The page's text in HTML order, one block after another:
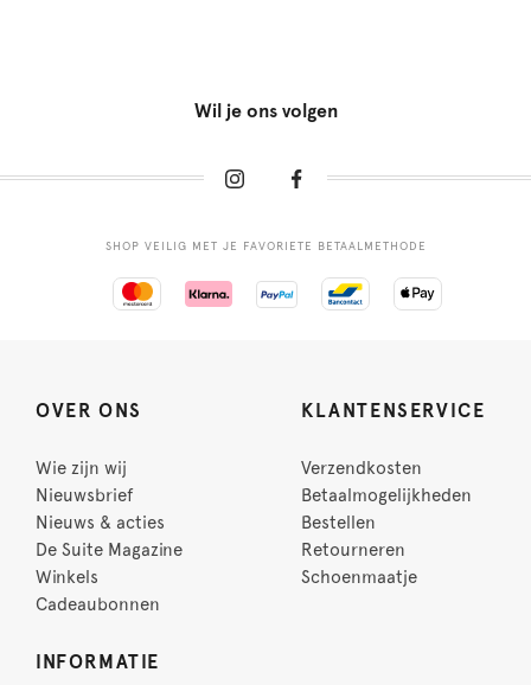
Wil je ons volgen
SHOP VEILIG MET JE FAVORIETE BETAALMETHODE
OVER ONS
Wie zijn wij
Nieuwsbrief
Nieuws & acties
De Suite Magazine
Winkels
Cadeaubonnen
KLANTENSERVICE
Verzendkosten
Betaalmogelijkheden
Bestellen
Retourneren
Schoenmaatje
INFORMATIE